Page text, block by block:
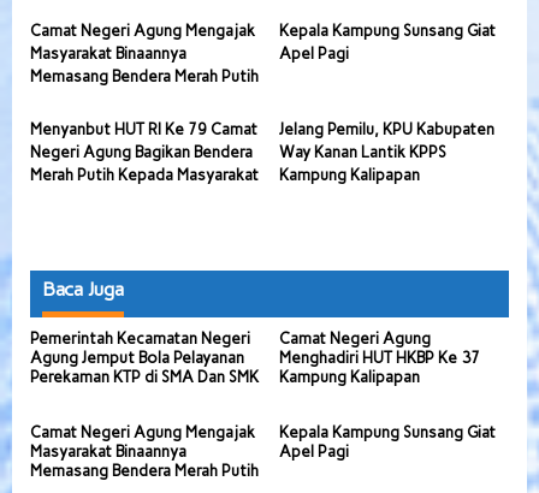
Camat Negeri Agung Mengajak
Masyarakat Binaannya
Memasang Bendera Merah Putih
Kepala Kampung Sunsang Giat
Apel Pagi
Menyanbut HUT RI Ke 79 Camat
Negeri Agung Bagikan Bendera
Merah Putih Kepada Masyarakat
Jelang Pemilu, KPU Kabupaten
Way Kanan Lantik KPPS
Kampung Kalipapan
Baca Juga
Pemerintah Kecamatan Negeri
Agung Jemput Bola Pelayanan
Perekaman KTP di SMA Dan SMK
Camat Negeri Agung
Menghadiri HUT HKBP Ke 37
Kampung Kalipapan
Camat Negeri Agung Mengajak
Masyarakat Binaannya
Memasang Bendera Merah Putih
Kepala Kampung Sunsang Giat
Apel Pagi